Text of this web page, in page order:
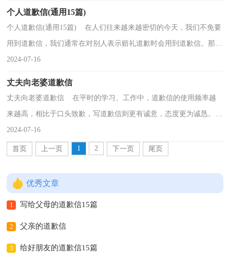
个人道歉信(通用15篇)
个人道歉信(通用15篇) 在人们往来越来越密切的今天，我们不免要
用到道歉信，我们通常在对别人表示赔礼道歉时会用到道歉信。那
么，怎么去写道歉信呢？以下是小编为大家收集的个人...
2024-07-16
丈夫向老婆道歉信
丈夫向老婆道歉信 在平时的学习、工作中，道歉信的使用频率越
来越高，相比于口头致歉，写道歉信则更有诚意，态度更为诚恳。那
么你有了解过道歉信吗？下面是小编收集整理的丈夫向老...
2024-07-16
首页 上一页 1 2 下一页 尾页
优秀文章
1 写给父母的道歉信15篇
2 父亲的道歉信
3 给好朋友的道歉信15篇